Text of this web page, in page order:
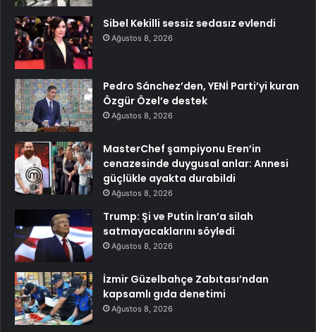
Sibel Kekilli sessiz sedasız evlendi
Ağustos 8, 2026
Pedro Sánchez’den, YENİ Parti’yi kuran
Özgür Özel’e destek
Ağustos 8, 2026
MasterChef şampiyonu Eren’in
cenazesinde duygusal anlar: Annesi
güçlükle ayakta durabildi
Ağustos 8, 2026
Trump: Şi ve Putin İran’a silah
satmayacaklarını söyledi
Ağustos 8, 2026
İzmir Güzelbahçe Zabıtası’ndan
kapsamlı gıda denetimi
Ağustos 8, 2026